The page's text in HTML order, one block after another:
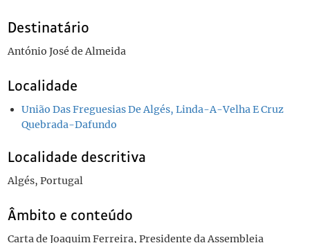
Destinatário
António José de Almeida
Localidade
União Das Freguesias De Algés, Linda-A-Velha E Cruz
Quebrada-Dafundo
Localidade descritiva
Algés, Portugal
Âmbito e conteúdo
Carta de Joaquim Ferreira, Presidente da Assembleia